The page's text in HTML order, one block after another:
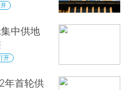
中供地
开
年首轮供